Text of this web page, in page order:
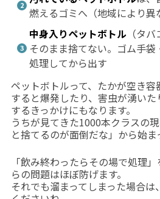
燃えるゴミへ（地域により異
中身入りペットボトル （タ
そのまま捨てない。ゴム手
処理してから出す
ペットボトルって、たかが空き
すると爆発したり、害虫が湧い
するきっかけにもなります。
うちが見てきた1000本クラスの
と捨てるのが面倒だな」から始ま
「飲み終わったらその場で処理
らの問題はほぼ防げます。
それでも溜まってしまった場合